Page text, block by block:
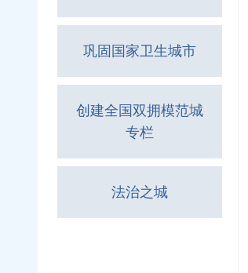
巩固国家卫生城市
创建全国双拥模范城
专栏
法治之城